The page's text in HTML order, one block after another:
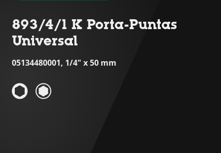
893/4/1 K Porta-Puntas
Universal
05134480001, 1/4" x 50 mm